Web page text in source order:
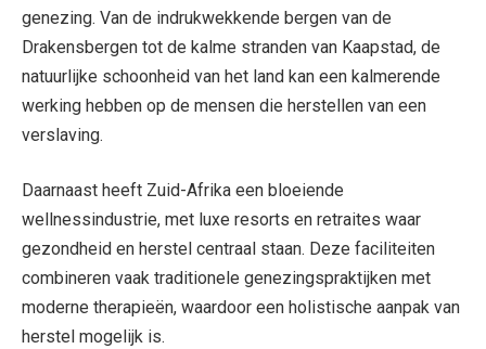
genezing. Van de indrukwekkende bergen van de
Drakensbergen tot de kalme stranden van Kaapstad, de
natuurlijke schoonheid van het land kan een kalmerende
werking hebben op de mensen die herstellen van een
verslaving.
Daarnaast heeft Zuid-Afrika een bloeiende
wellnessindustrie, met luxe resorts en retraites waar
gezondheid en herstel centraal staan. Deze faciliteiten
combineren vaak traditionele genezingspraktijken met
moderne therapieën, waardoor een holistische aanpak van
herstel mogelijk is.